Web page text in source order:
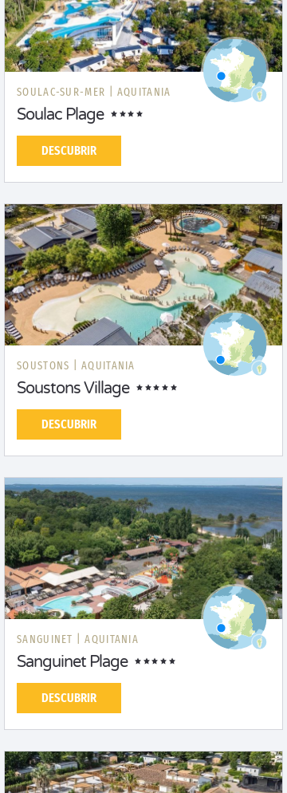
SOULAC-SUR-MER | AQUITANIA
Soulac Plage
DESCUBRIR
SOUSTONS | AQUITANIA
Soustons Village
DESCUBRIR
SANGUINET | AQUITANIA
Sanguinet Plage
DESCUBRIR